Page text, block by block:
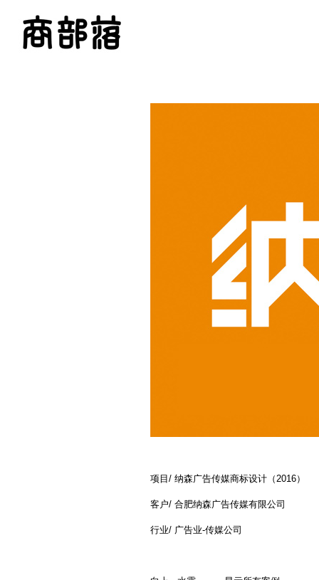
项目/ 纳森广告传媒商标设计（2016）
客户/ 合肥纳森广告传媒有限公司
行业/ 广告业-传媒公司